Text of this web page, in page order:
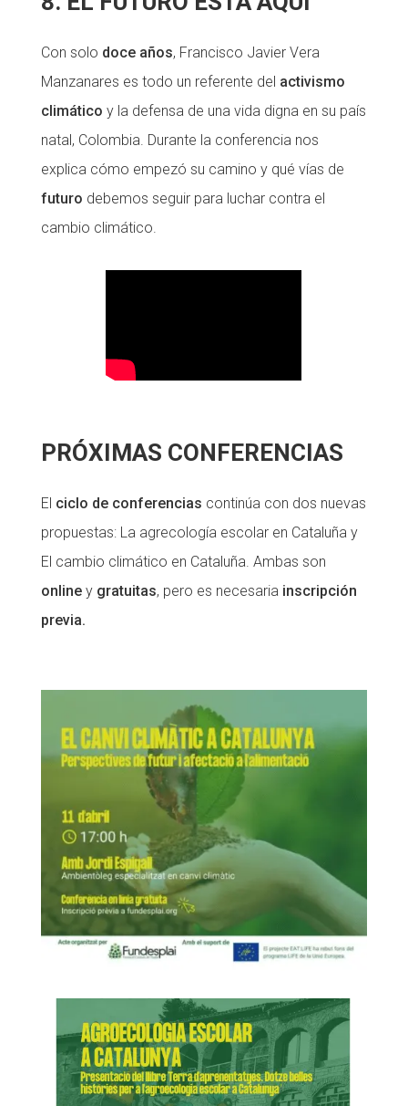
Con solo doce años, Francisco Javier Vera
Manzanares es todo un referente del activismo
climático y la defensa de una vida digna en su país
natal, Colombia. Durante la conferencia nos
explica cómo empezó su camino y qué vías de
futuro debemos seguir para luchar contra el
cambio climático.
PRÓXIMAS CONFERENCIAS
El ciclo de conferencias continúa con dos nuevas
propuestas: La agrecología escolar en Cataluña y
El cambio climático en Cataluña. Ambas son
onliney gratuitas, pero es necesaria inscripción
previa.